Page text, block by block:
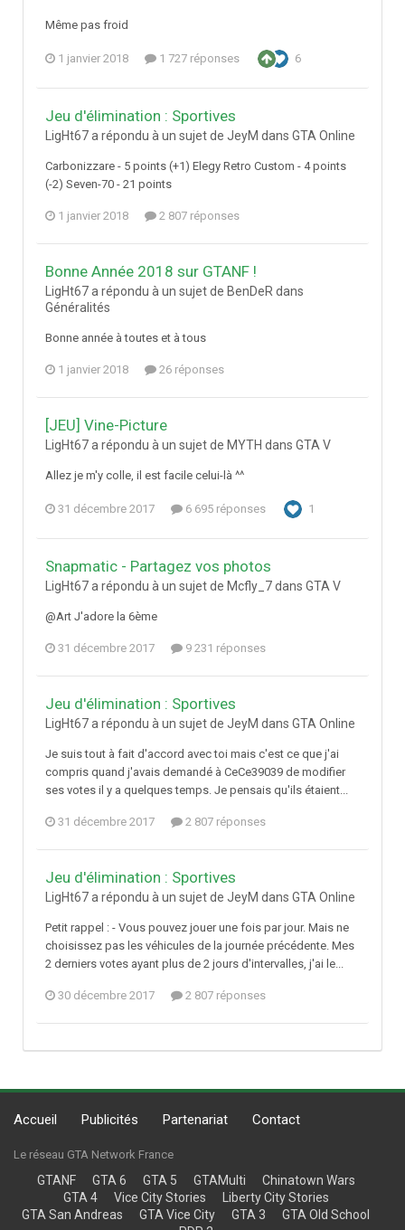
Même pas froid
1 janvier 2018 1 727 réponses 6
Jeu d'élimination : Sportives
LigHt67 a répondu à un sujet de JeyM dans GTA Online
Carbonizzare - 5 points (+1) Elegy Retro Custom - 4 points
(-2) Seven-70 - 21 points
1 janvier 2018 2 807 réponses
Bonne Année 2018 sur GTANF !
LigHt67 a répondu à un sujet de BenDeR dans
Généralités
Bonne année à toutes et à tous
1 janvier 2018 26 réponses
[JEU] Vine-Picture
LigHt67 a répondu à un sujet de MYTH dans GTA V
Allez je m'y colle, il est facile celui-là ^^
31 décembre 2017 6 695 réponses 1
Snapmatic - Partagez vos photos
LigHt67 a répondu à un sujet de Mcfly_7 dans GTA V
@Art J'adore la 6ème
31 décembre 2017 9 231 réponses
Jeu d'élimination : Sportives
LigHt67 a répondu à un sujet de JeyM dans GTA Online
Je suis tout à fait d'accord avec toi mais c'est ce que j'ai
compris quand j'avais demandé à CeCe39039 de modifier
ses votes il y a quelques temps. Je pensais qu'ils étaient...
31 décembre 2017 2 807 réponses
Jeu d'élimination : Sportives
LigHt67 a répondu à un sujet de JeyM dans GTA Online
Petit rappel : - Vous pouvez jouer une fois par jour. Mais ne
choisissez pas les véhicules de la journée précédente. Mes
2 derniers votes ayant plus de 2 jours d'intervalles, j'ai le...
30 décembre 2017 2 807 réponses
Accueil Publicités Partenariat Contact
Le réseau GTA Network France
GTANF GTA 6 GTA 5 GTAMulti
Chinatown Wars
GTA 4
Vice City Stories
Liberty City Stories
GTA San Andreas
GTA Vice City GTA 3
GTA Old School